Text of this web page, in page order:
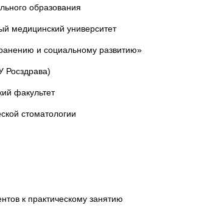
образования
медицинский университет
и социальному развитию»
факультет
стоматологии
к практическому занятию